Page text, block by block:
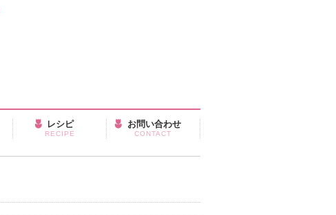
レシピ
RECIPE
お問い合わせ
CONTACT